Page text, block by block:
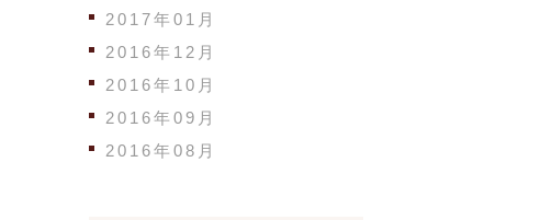
2017年01月
2016年12月
2016年10月
2016年09月
2016年08月